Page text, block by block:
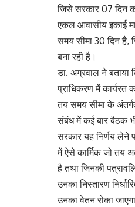
जिसे सरकार 07 दिन
एकल आवासीय इकाई
समय सीमा 30 दिन है,
बना रही है।
डा. अग्रवाल ने
प्राधिकरण में कार्यरत
तय समय सीमा के
संबंध में कई बार बैठक
सरकार यह निर्णय लेने
में ऐसे कार्मिक जो तय
है तथा जिनकी
उनका निस्तारण
उनका वेतन रोका